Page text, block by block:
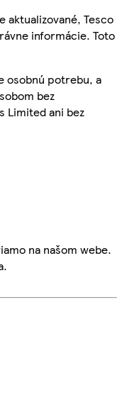
aktualizované, Tesco
informácie. Toto
osobnú potrebu, a
bez
Limited ani bez
na našom webe.